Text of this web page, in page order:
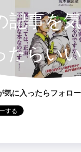
記事を
たらい
気に入ったらフォロ